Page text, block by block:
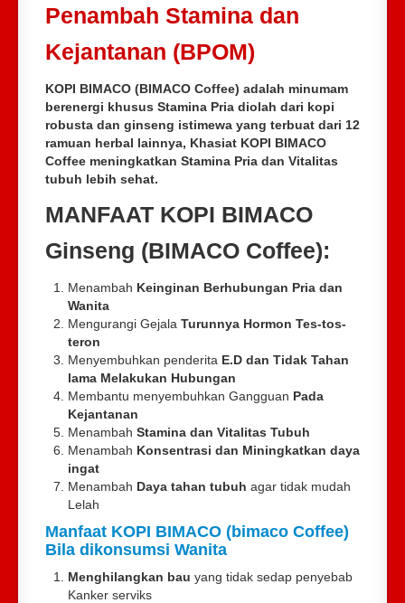
Penambah Stamina dan
Kejantanan (BPOM)
KOPI BIMACO (BIMACO Coffee) adalah minumam
berenergi khusus Stamina Pria diolah dari kopi
robusta dan ginseng istimewa yang terbuat dari 12
ramuan herbal lainnya, Khasiat KOPI BIMACO
Coffee meningkatkan Stamina Pria dan Vitalitas
tubuh lebih sehat.
MANFAAT KOPI BIMACO
Ginseng (BIMACO Coffee):
Menambah Keinginan Berhubungan Pria dan
Wanita
Mengurangi Gejala Turunnya Hormon Tes-tos-
teron
Menyembuhkan penderita E.D dan Tidak Tahan
lama Melakukan Hubungan
Membantu menyembuhkan Gangguan Pada
Kejantanan
Menambah Stamina dan Vitalitas Tubuh
Menambah Konsentrasi dan Miningkatkan daya
ingat
Menambah Daya tahan tubuh agar tidak mudah
Lelah
Manfaat KOPI BIMACO (bimaco Coffee)
Bila dikonsumsi Wanita
Menghilangkan bau yang tidak sedap penyebab
Kanker serviks